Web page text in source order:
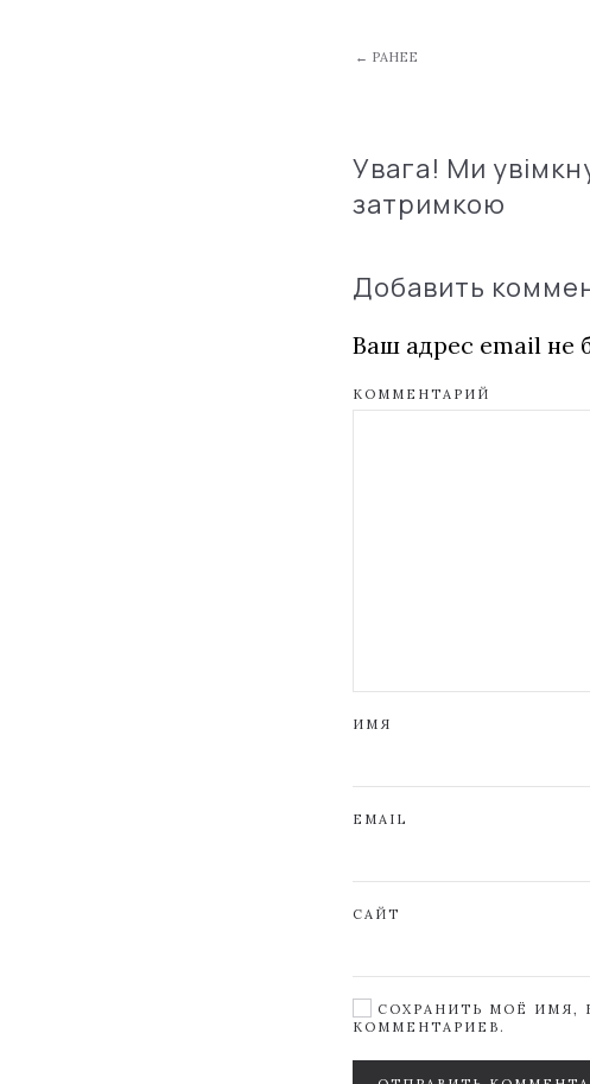
← РАНЕЕ
Увага! Ми
затримкою
Добавить
Ваш адрес email не
КОММЕНТАРИЙ
ИМЯ
EMAIL
САЙТ
СОХРАНИТЬ МОЁ ИМЯ,
КОММЕНТАРИЕВ.